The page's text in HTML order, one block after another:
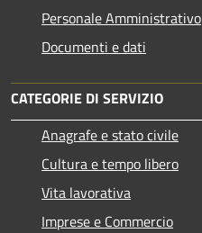
Personale Amministrativo
Documenti e dati
CATEGORIE DI SERVIZIO
Anagrafe e stato civile
Cultura e tempo libero
Vita lavorativa
Imprese e Commercio